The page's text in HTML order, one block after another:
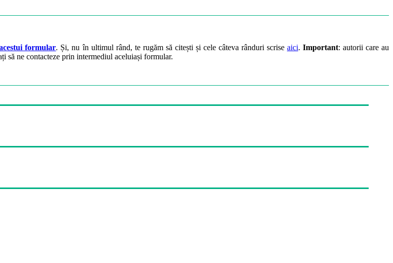
formular. Și, nu în ultimul rând, te rugăm să citești și cele câteva rânduri scrise aici. Important: autorii care au
să ne contacteze prin intermediul aceluiași formular.